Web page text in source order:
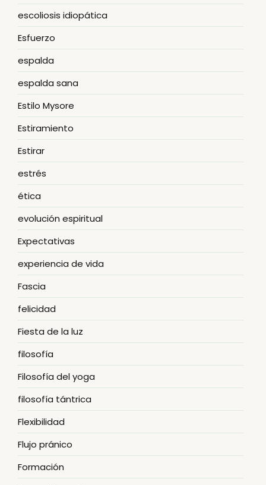
escoliosis idiopática
Esfuerzo
espalda
espalda sana
Estilo Mysore
Estiramiento
Estirar
estrés
ética
evolución espiritual
Expectativas
experiencia de vida
Fascia
felicidad
Fiesta de la luz
filosofía
Filosofía del yoga
filosofía tántrica
Flexibilidad
Flujo pránico
Formación